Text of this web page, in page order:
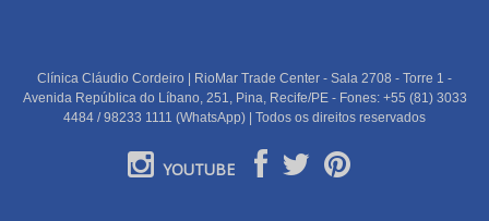
Clínica Cláudio Cordeiro | RioMar Trade Center - Sala 2708 - Torre 1 -
Avenida República do Líbano, 251, Pina, Recife/PE - Fones: +55 (81) 3033
4484 / 98233 1111 (WhatsApp) | Todos os direitos reservados
YOUTUBE